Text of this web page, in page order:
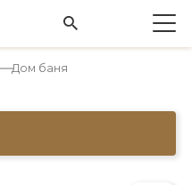
Дом баня